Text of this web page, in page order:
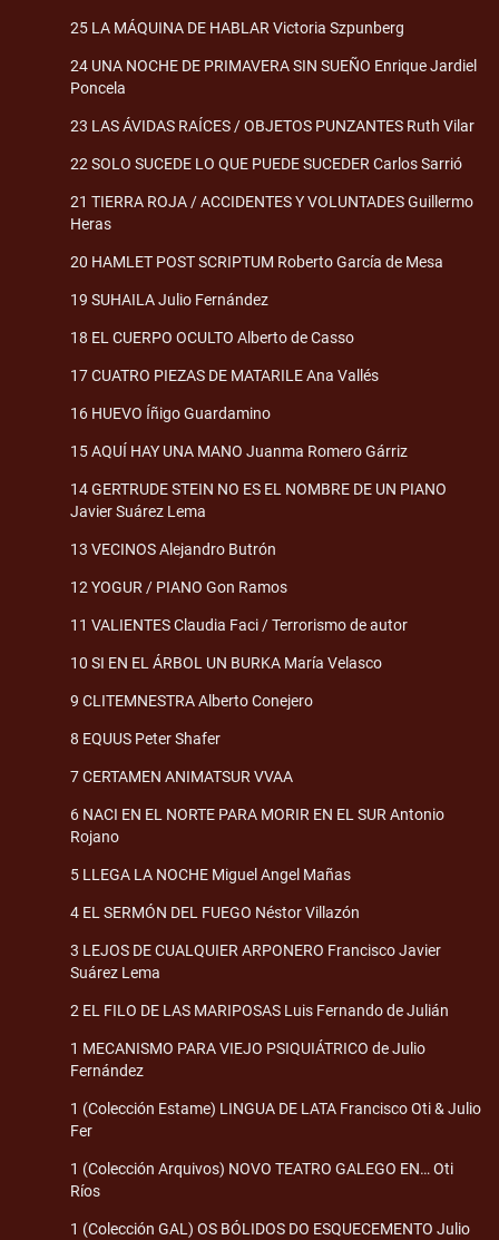
25 LA MÁQUINA DE HABLAR Victoria Szpunberg
24 UNA NOCHE DE PRIMAVERA SIN SUEÑO Enrique Jardiel
Poncela
23 LAS ÁVIDAS RAÍCES / OBJETOS PUNZANTES Ruth Vilar
22 SOLO SUCEDE LO QUE PUEDE SUCEDER Carlos Sarrió
21 TIERRA ROJA / ACCIDENTES Y VOLUNTADES Guillermo
Heras
20 HAMLET POST SCRIPTUM Roberto García de Mesa
19 SUHAILA Julio Fernández
18 EL CUERPO OCULTO Alberto de Casso
17 CUATRO PIEZAS DE MATARILE Ana Vallés
16 HUEVO Íñigo Guardamino
15 AQUÍ HAY UNA MANO Juanma Romero Gárriz
14 GERTRUDE STEIN NO ES EL NOMBRE DE UN PIANO
Javier Suárez Lema
13 VECINOS Alejandro Butrón
12 YOGUR / PIANO Gon Ramos
11 VALIENTES Claudia Faci / Terrorismo de autor
10 SI EN EL ÁRBOL UN BURKA María Velasco
9 CLITEMNESTRA Alberto Conejero
8 EQUUS Peter Shafer
7 CERTAMEN ANIMATSUR VVAA
6 NACI EN EL NORTE PARA MORIR EN EL SUR Antonio
Rojano
5 LLEGA LA NOCHE Miguel Angel Mañas
4 EL SERMÓN DEL FUEGO Néstor Villazón
3 LEJOS DE CUALQUIER ARPONERO Francisco Javier
Suárez Lema
2 EL FILO DE LAS MARIPOSAS Luis Fernando de Julián
1 MECANISMO PARA VIEJO PSIQUIÁTRICO de Julio
Fernández
1 (Colección Estame) LINGUA DE LATA Francisco Oti & Julio
Fer
1 (Colección Arquivos) NOVO TEATRO GALEGO EN… Oti
Ríos
1 (Colección GAL) OS BÓLIDOS DO ESQUECEMENTO Julio